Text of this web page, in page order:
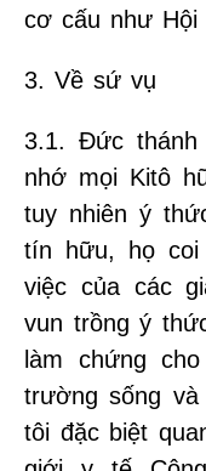
cơ cấu như Hội
3. Về sứ vụ
3.1. Đức thánh
nhớ mọi Kitô
tuy nhiên ý
tín hữu, họ coi
việc của các
vun trồng ý
làm chứng
trường sống và
tôi đặc biệt